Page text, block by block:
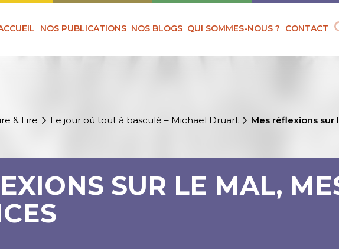
NOS PUBLICATIONS NOS BLOGS QUI SOMMES-NOUS ? CONTACT
& Lire Le jour où tout à basculé – Michael Druart Mes réflexions sur
SUR LE MAL,